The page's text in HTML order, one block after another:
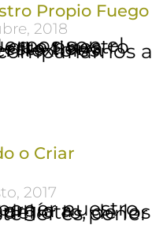
Propio Fuego
2018
esta tierra Deberían ser flexibles. Deberían acompañarnos a
o Criar
2017
del otro, de los otros. El sostener es poner